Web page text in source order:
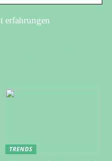
erfahrungen
TRENDS